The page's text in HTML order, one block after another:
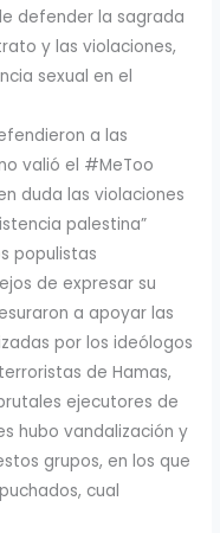
defender la sagrada
y las violaciones,
sexual en el
a las
valió el #MeToo
duda las violaciones
palestina”
populistas
de expresar su
a apoyar las
por los ideólogos
de Hamas,
ejecutores de
hubo vandalización y
grupos, en los que
cual